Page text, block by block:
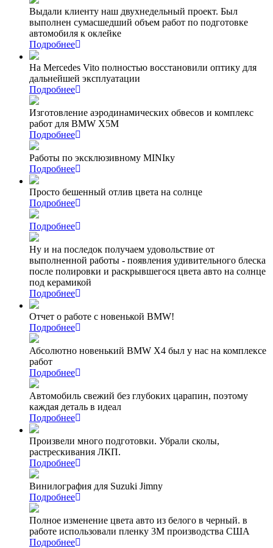
Выдали клиенту наш двухнедельный проект. Был
выполнен сумасшедший объем работ по подготовке
автомобиля к оклейке
Подробнее
На Mercedes Vito полностью восстановили оптику для
дальнейшей эксплуатации
Подробнее
Изготовление аэродинамических обвесов и комплекс
работ для BMW X5M
Подробнее
Работы по эксклюзивному MINIку
Подробнее
Просто бешенный отлив цвета на солнце
Подробнее
Подробнее
Ну и на последок получаем удовольствие от
выполненной работы - появления удивительного блеска
после полировки и раскрывшегося цвета авто на солнце
под керамикой
Подробнее
Отчет о работе с новенькой BMW!
Подробнее
Абсолютно новенький BMW X4 был у нас на комплексе
работ
Подробнее
Автомобиль свежий без глубоких царапин, поэтому
каждая деталь в идеал
Подробнее
Произвели много подготовки. Убрали сколы,
растрескивания ЛКП.
Подробнее
Винилография для Suzuki Jimny
Подробнее
Полное изменение цвета авто из белого в черный. в
работе использовали пленку 3М производства США
Подробнее